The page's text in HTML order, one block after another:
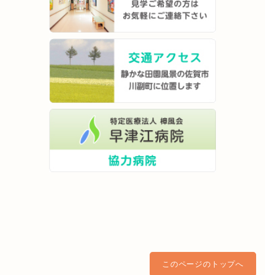
このページのトップへ